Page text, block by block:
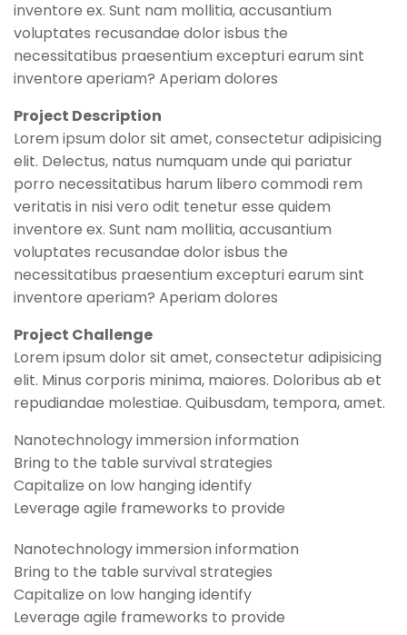
inventore ex. Sunt nam mollitia, accusantium
voluptates recusandae dolor isbus the
necessitatibus praesentium excepturi earum sint
inventore aperiam? Aperiam dolores
Project Description
Lorem ipsum dolor sit amet, consectetur adipisicing
elit. Delectus, natus numquam unde qui pariatur
porro necessitatibus harum libero commodi rem
veritatis in nisi vero odit tenetur esse quidem
inventore ex. Sunt nam mollitia, accusantium
voluptates recusandae dolor isbus the
necessitatibus praesentium excepturi earum sint
inventore aperiam? Aperiam dolores
Project Challenge
Lorem ipsum dolor sit amet, consectetur adipisicing
elit. Minus corporis minima, maiores. Doloribus ab et
repudiandae molestiae. Quibusdam, tempora, amet.
Nanotechnology immersion information
Bring to the table survival strategies
Capitalize on low hanging identify
Leverage agile frameworks to provide
Nanotechnology immersion information
Bring to the table survival strategies
Capitalize on low hanging identify
Leverage agile frameworks to provide